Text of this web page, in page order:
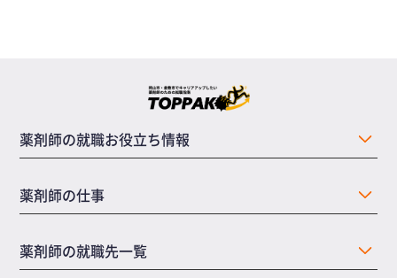
薬剤師の就職お役立ち情報
薬剤師の仕事
薬剤師の就職先一覧